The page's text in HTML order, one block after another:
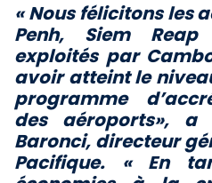
« Nous félicitons les
Penh, Siem Reap
exploités par
avoir atteint le
programme
des aéroports», a
Baronci, directeur
Pacifique. « En